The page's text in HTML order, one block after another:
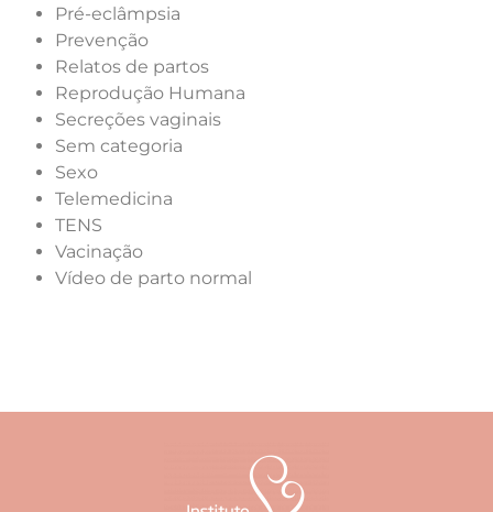
Pré-eclâmpsia
Prevenção
Relatos de partos
Reprodução Humana
Secreções vaginais
Sem categoria
Sexo
Telemedicina
TENS
Vacinação
Vídeo de parto normal